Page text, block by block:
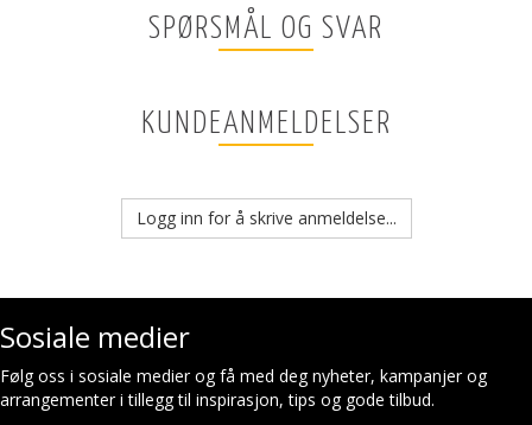
SPØRSMÅL OG SVAR
KUNDEANMELDELSER
Logg inn for å skrive anmeldelse...
Sosiale medier
Følg oss i sosiale medier og få med deg nyheter, kampanjer og
arrangementer i tillegg til inspirasjon, tips og gode tilbud.